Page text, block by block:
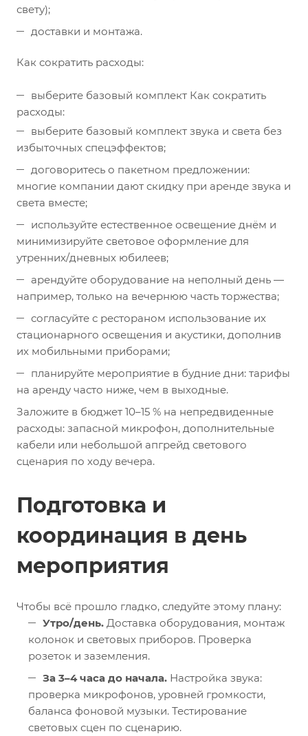
свету);
доставки и монтажа.
Как сократить расходы:
выберите базовый комплект Как сократить
расходы:
выберите базовый комплект звука и света без
избыточных спецэффектов;
договоритесь о пакетном предложении:
многие компании дают скидку при аренде звука и
света вместе;
используйте естественное освещение днём и
минимизируйте световое оформление для
утренних/дневных юбилеев;
арендуйте оборудование на неполный день —
например, только на вечернюю часть торжества;
согласуйте с рестораном использование их
стационарного освещения и акустики, дополнив
их мобильными приборами;
планируйте мероприятие в будние дни: тарифы
на аренду часто ниже, чем в выходные.
Заложите в бюджет 10–15 % на непредвиденные
расходы: запасной микрофон, дополнительные
кабели или небольшой апгрейд светового
сценария по ходу вечера.
Подготовка и
координация в день
мероприятия
Чтобы всё прошло гладко, следуйте этому плану:
Утро/день. Доставка оборудования, монтаж
колонок и световых приборов. Проверка
розеток и заземления.
За 3–4 часа до начала. Настройка звука:
проверка микрофонов, уровней громкости,
баланса фоновой музыки. Тестирование
световых сцен по сценарию.